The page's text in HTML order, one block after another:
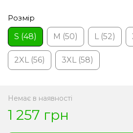
Розмір
S (48)
M (50) L (52)
2XL (56) 3XL (58)
Немає в наявності
1 257 грн